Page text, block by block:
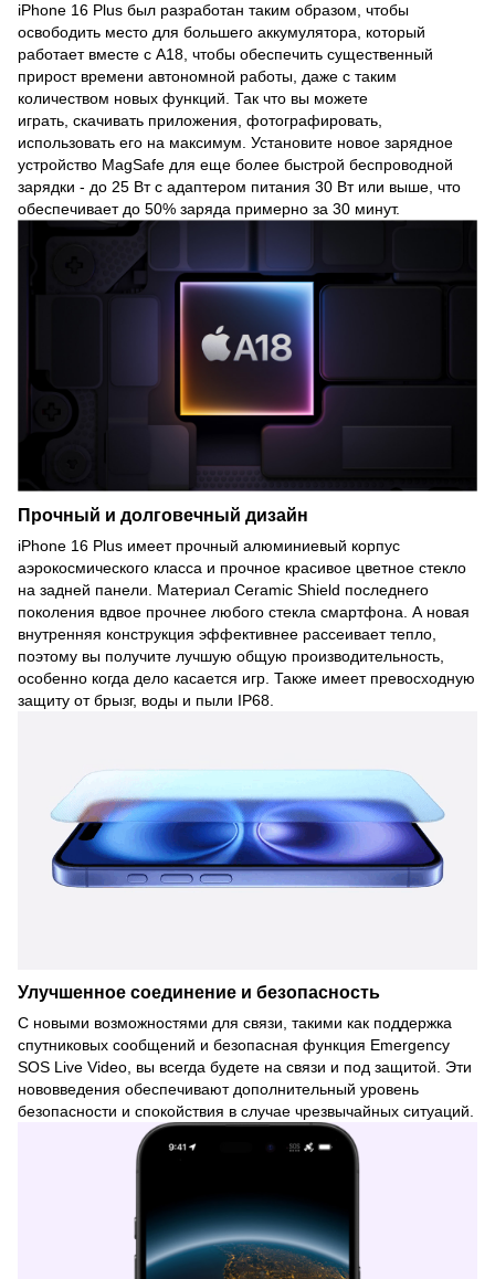
iPhone 16 Plus был разработан таким образом, чтобы
освободить место для большего аккумулятора, который
работает вместе с A18, чтобы обеспечить существенный
прирост времени автономной работы, даже с таким
количеством новых функций. Так что вы можете
играть, скачивать приложения, фотографировать,
использовать его на максимум. Установите новое зарядное
устройство MagSafe для еще более быстрой беспроводной
зарядки - до 25 Вт с адаптером питания 30 Вт или выше, что
обеспечивает до 50% заряда примерно за 30 минут.
Прочный и долговечный дизайн
iPhone 16 Plus имеет прочный алюминиевый корпус
аэрокосмического класса и прочное красивое цветное стекло
на задней панели. Материал Ceramic Shield последнего
поколения вдвое прочнее любого стекла смартфона. А новая
внутренняя конструкция эффективнее рассеивает тепло,
поэтому вы получите лучшую общую производительность,
особенно когда дело касается игр. Также имеет превосходную
защиту от брызг, воды и пыли IP68.
Улучшенное соединение и безопасность
С новыми возможностями для связи, такими как поддержка
спутниковых сообщений и безопасная функция Emergency
SOS Live Video, вы всегда будете на связи и под защитой. Эти
нововведения обеспечивают дополнительный уровень
безопасности и спокойствия в случае чрезвычайных ситуаций.